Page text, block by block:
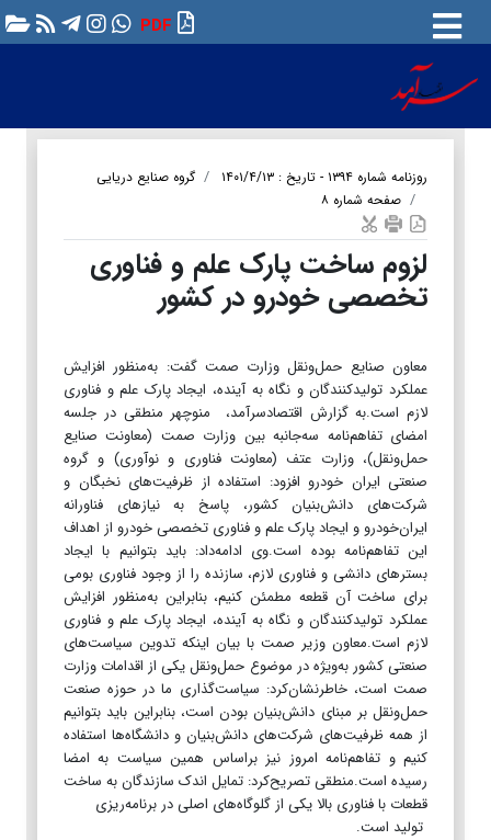
PDF
روزنامه شماره ۱۳۹۴ - تاریخ : ۱۴۰۱/۴/۱۳
گروه صنایع دریایی
صفحه شماره ۸
لزوم ساخت پارک علم و فناوری
تخصصی خودرو در کشور
معاون صنایع حمل‌ونقل وزارت صمت گفت: به‌منظور افزایش
عملکرد تولیدکنندگان و نگاه به آینده، ایجاد پارک علم و فناوری
لازم است.به گزارش اقتصادسرآمد، منوچهر منطقی در جلسه
امضای تفاهم‌نامه سه‌جانبه بین وزارت صمت (معاونت صنایع
حمل‌ونقل)، وزارت عتف (معاونت فناوری و نوآوری) و گروه
صنعتی ایران خودرو افزود: استفاده از ظرفیت‌های نخبگان و
شرکت‌های دانش‌بنیان کشور، پاسخ به نیازهای فناورانه
ایران‌خودرو و ایجاد پارک علم و فناوری تخصصی خودرو از اهداف
این تفاهم‌نامه بوده است.وی ادامه‌داد: باید بتوانیم با ایجاد
بسترهای دانشی و فناوری لازم، سازنده را از وجود فناوری بومی
برای ساخت آن قطعه مطمئن کنیم، بنابراین به‌منظور افزایش
عملکرد تولیدکنندگان و نگاه به آینده، ایجاد پارک علم و فناوری
لازم است.معاون وزیر صمت با بیان اینکه تدوین سیاست‌های
صنعتی کشور به‌ویژه در موضوع حمل‌ونقل یکی از اقدامات وزارت
صمت است، خاطرنشان‌کرد: سیاست‌گذاری ما در حوزه صنعت
حمل‌ونقل بر مبنای دانش‌بنیان بودن است، بنابراین باید بتوانیم
از همه ظرفیت‌های شرکت‌های دانش‌بنیان و دانشگاه‌ها استفاده
کنیم و تفاهم‌نامه امروز نیز براساس همین سیاست به امضا
رسیده است.منطقی تصریح‌کرد: تمایل اندک سازندگان به ساخت
قطعات با فناوری بالا یکی از گلوگاه‌های اصلی در برنامه‌ریزی
تولید است.